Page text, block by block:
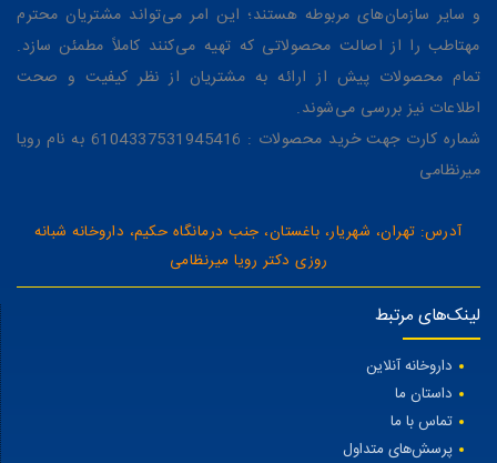
و سایر سازمان‌های مربوطه هستند؛ این امر می‌تواند مشتریان محترم
مهتاطب را از اصالت محصولاتی که تهیه می‌کنند کاملاً مطمئن سازد.
تمام محصولات پیش از ارائه به مشتریان از نظر کیفیت و صحت
اطلاعات نیز بررسی می‌شوند.
شماره کارت جهت خرید محصولات : 6104337531945416 به نام رویا
میرنظامی
آدرس: تهران، شهریار، باغستان، جنب درمانگاه حکیم، داروخانه شبانه
روزی دکتر رویا میرنظامی
لینک‌های مرتبط
داروخانه آنلاین
داستان ما
تماس با ما
پرسش‌های متداول